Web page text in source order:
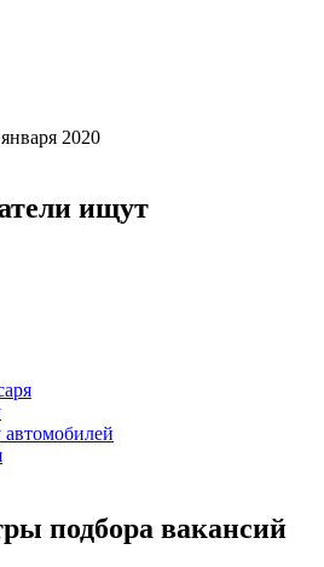
2020
ищут
автомобилей
подбора вакансий